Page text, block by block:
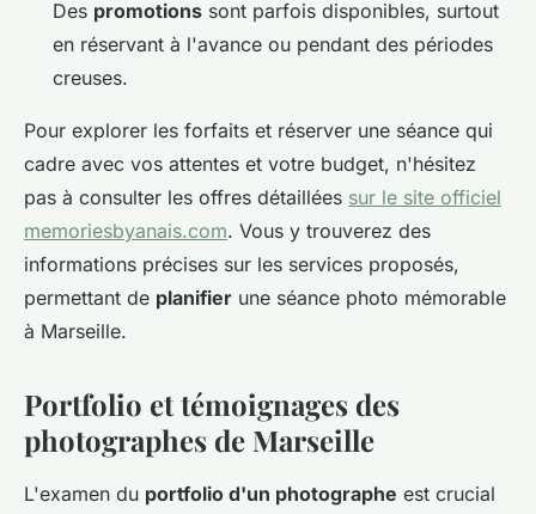
Des promotions sont parfois disponibles, surtout
en réservant à l'avance ou pendant des périodes
creuses.
Pour explorer les forfaits et réserver une séance qui
cadre avec vos attentes et votre budget, n'hésitez
pas à consulter les offres détaillées sur le site officiel
memoriesbyanais.com. Vous y trouverez des
informations précises sur les services proposés,
permettant de planifier une séance photo mémorable
à Marseille.
Portfolio et témoignages des
photographes de Marseille
L'examen du portfolio d'un photographe est crucial